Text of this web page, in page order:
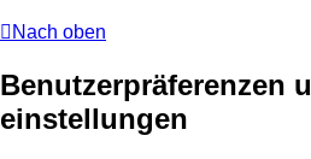
Nach oben
Benutzerpräferenzen
einstellungen